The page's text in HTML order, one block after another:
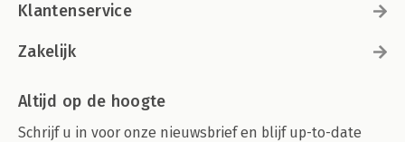
Klantenservice
Zakelijk
Altijd op de hoogte
Schrijf u in voor onze nieuwsbrief en blijf up-to-date